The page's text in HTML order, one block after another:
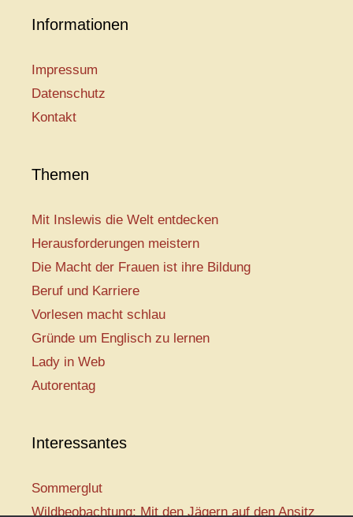
Informationen
Impressum
Datenschutz
Kontakt
Themen
Mit Inslewis die Welt entdecken
Herausforderungen meistern
Die Macht der Frauen ist ihre Bildung
Beruf und Karriere
Vorlesen macht schlau
Gründe um Englisch zu lernen
Lady in Web
Autorentag
Interessantes
Sommerglut
Wildbeobachtung: Mit den Jägern auf den Ansitz